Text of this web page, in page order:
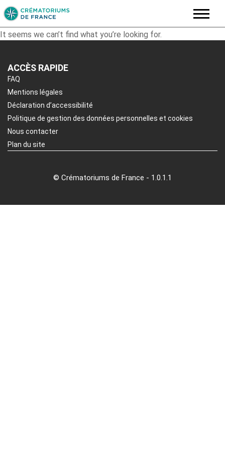
Skip
to
It seems we can’t find what you’re looking for.
ACCÈS RAPIDE
FAQ
Mentions légales
Déclaration d’accessibilité
Politique de gestion des données personnelles et cookies
Nous contacter
Plan du site
© Crématoriums de France - 1.0.1.1